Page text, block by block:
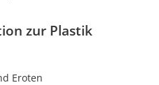
zur Plastik
Eroten